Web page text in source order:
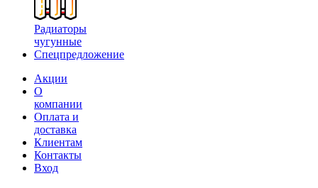
Радиаторы
чугунные
Спецпредложение
Акции
О
компании
Оплата и
доставка
Клиентам
Контакты
Вход